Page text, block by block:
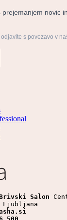
prejemanjem novic
s povezavo v
Salon
Ljubljana